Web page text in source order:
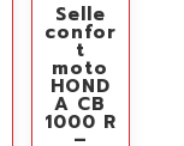
Selle
confor
t
moto
HOND
A CB
1000 R
–